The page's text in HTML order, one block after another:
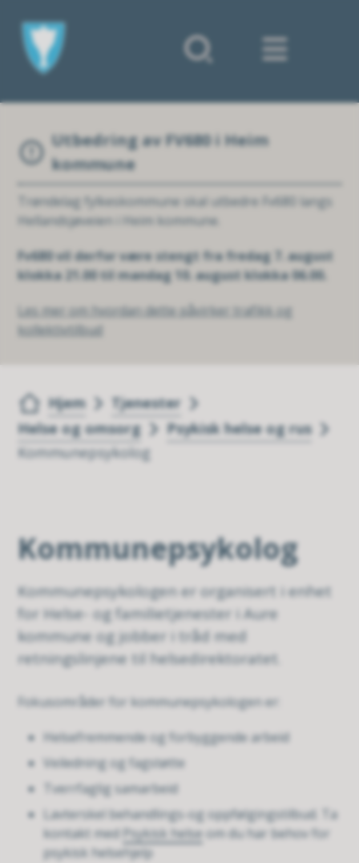
Forsiden
Utbedring av FV680 i Heim
kommune
Trøndelag fylkeskommune skal utbedre Fv680 langs
Hellandsjøveien i Heim kommune.
Fv680 vil derfor være stengt fra fredag 7. august
klokka 21.00 til mandag 10. august klokka 06.00.
Les mer om hvordan dette påvirker trafikk og
kollektivtilbud
Du er her:
Hjem
Tjenester
Helse og omsorg
Psykisk helse og rus
Kommunepsykolog
Kommunepsykolog
Kommunepsykologen er organisert i enhet
for Helse- og familietjenester i Aure
kommune og jobber i tråd med
retningslinjene til helsedirektoratet.
Fokusområder for kommunepsykologen er:
Helsefremmende og forbyggende arbeid
Veiledning og fagstøtte
Tverrfaglig samarbeid
Lavterskel behandlings-og oppfølgingstilbud. Ta
kontakt med Psykisk helse om du har behov for
psykisk helsehjelp